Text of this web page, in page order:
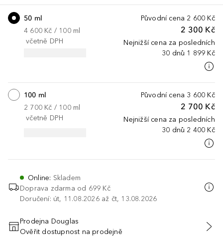
Původní cena 2 600 Kč
2 300 Kč
Nejnižší cena za posledních
30 dnů 1 899 Kč
50 ml
4 600 Kč / 100 ml
včetně DPH
Původní cena 3 600 Kč
2 700 Kč
Nejnižší cena za posledních
30 dnů 2 400 Kč
100 ml
2 700 Kč / 100 ml
včetně DPH
Online: Skladem
Doprava zdarma od 699 Kč
Doručení: út, 11.08.2026 až čt, 13.08.2026
PŘIDAT DO KOŠÍKU
Prodejna Douglas
Ověřit dostupnost na prodejně